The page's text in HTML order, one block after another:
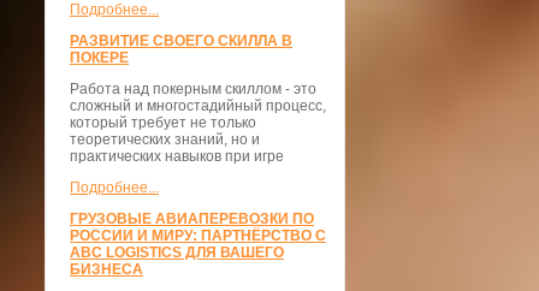
Подробнее...
РАЗВИТИЕ СВОЕГО СКИЛЛА В
ПОКЕРЕ
Работа над покерным скиллом - это
сложный и многостадийный процесс,
который требует не только
теоретических знаний, но и
практических навыков при игре
Подробнее...
ГРУЗОВЫЕ АВИАПЕРЕВОЗКИ ПО
РОССИИ И МИРУ: ПАРТНЁРСТВО С
ABC LOGISTICS ДЛЯ ВАШЕГО
БИЗНЕСА